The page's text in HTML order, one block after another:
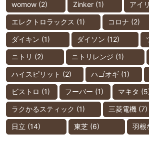
womow (2) Zinker (1) アイ
エレクトロラックス (1) コロナ (2)
ダイキン (1) ダイソン (12)
ニトリ (2) ニトリレンジ (1)
ハイスピリット (2) ハゴオギ (1)
ビストロ (1) フーバー (1) マキタ
ラクかるスティック (1) 三菱電機 (7)
日立 (14) 東芝(6) 羽根